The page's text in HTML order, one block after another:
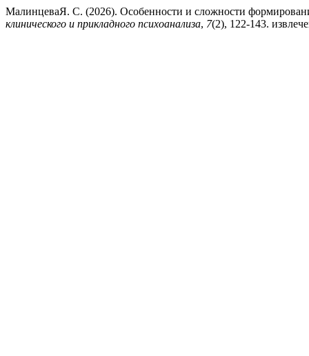
МалинцеваЯ. С. (2026). Особенности и сложности
клинического и прикладного психоанализа, 7(2), 122-143.